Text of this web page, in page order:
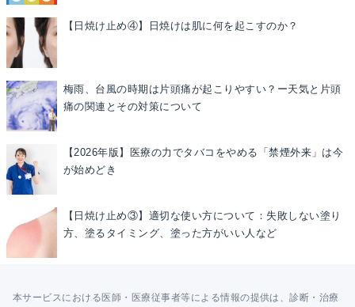
【日焼け止め④】日焼けは肌に何を起こすのか？
梅雨、台風の時期は片頭痛が起こりやすい？ー天気と片頭
痛の関連とその対策について
【2026年版】医療の力でタバコをやめる「禁煙外来」は今
が始めどき
【日焼け止め③】適切な使い方について：失敗しない塗り
方、塗るタイミング、塗った方がいい人など
本サービスにおける医師・医療従事者等による情報の提供は、診断・治療